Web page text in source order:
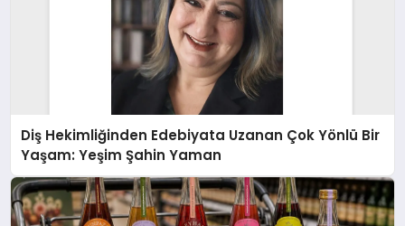
Diş Hekimliğinden Edebiyata Uzanan Çok Yönlü Bir
Yaşam: Yeşim Şahin Yaman